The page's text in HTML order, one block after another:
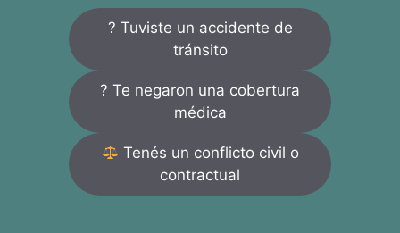
? Tuviste un accidente de
tránsito
? Te negaron una cobertura
médica
Tenés un conflicto civil o
contractual